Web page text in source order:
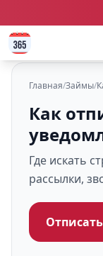
Главная/Займы/
Как
Где искать
рассылки,